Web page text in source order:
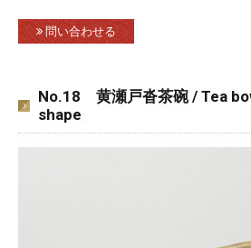
問い合わせる
No.18 黄瀬戸沓茶碗 / Tea
shape